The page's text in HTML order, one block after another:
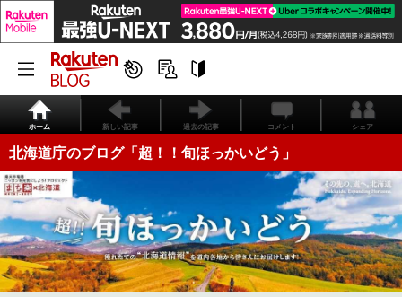
ホーム 新しい記事 過去の記事 コメント シェア
北海道庁のブログ「超！！旬ほっかいどう」